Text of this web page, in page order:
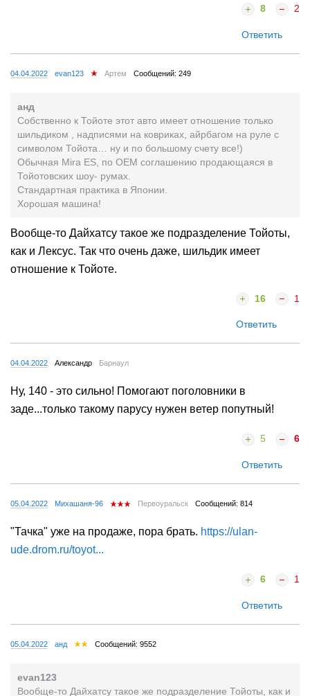
8 2
Ответить
04.04.2022 evan123 Артем Сообщений: 249
анд
Собственно к Тойоте этот авто имеет отношение только
шильдиком , надписями на ковриках, айрбагом на руле с
символом Тойота… ну и по большому счету все!)
Обычная Мira ES, по ОЕМ соглашению продающаяся в
Тойотовских шоу- румах.
Стандартная практика в Японии.
Хорошая машина!
Вообще-то Дайхатсу такое же подразделение Тойоты,
как и Лексус. Так что очень даже, шильдик имеет
отношение к Тойоте.
16 1
Ответить
04.04.2022 Александр Барнаул
Ну, 140 - это сильно! Помогают поголовники в
заде...только такому парусу нужен ветер попутный!
5 6
Ответить
05.04.2022 Михашаня-96 Первоуральск Сообщений: 814
"Тачка" уже на продаже, пора брать. https://ulan-
ude.drom.ru/toyot...
6 1
Ответить
05.04.2022 анд Сообщений: 9552
evan123
Вообще-то Дайхатсу такое же подразделение Тойоты, как и